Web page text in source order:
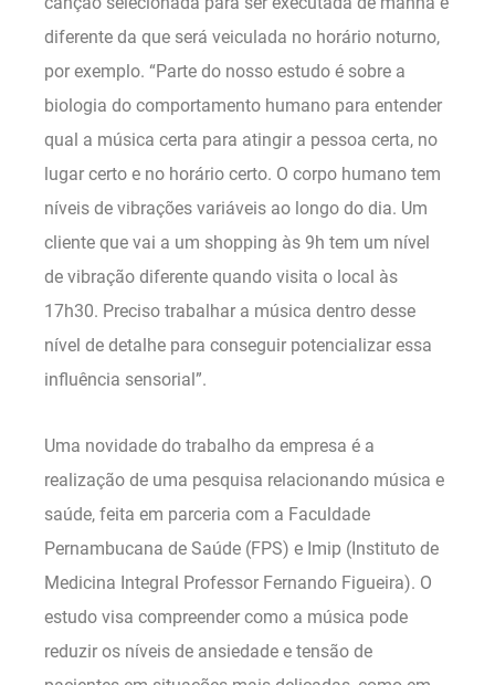
diferente da que será veiculada no horário noturno,
por exemplo. “Parte do nosso estudo é sobre a
biologia do comportamento humano para entender
qual a música certa para atingir a pessoa certa, no
lugar certo e no horário certo. O corpo humano tem
níveis de vibrações variáveis ao longo do dia. Um
cliente que vai a um shopping às 9h tem um nível
de vibração diferente quando visita o local às
17h30. Preciso trabalhar a música dentro desse
nível de detalhe para conseguir potencializar essa
influência sensorial”.
Uma novidade do trabalho da empresa é a
realização de uma pesquisa relacionando música e
saúde, feita em parceria com a Faculdade
Pernambucana de Saúde (FPS) e Imip (Instituto de
Medicina Integral Professor Fernando Figueira). O
estudo visa compreender como a música pode
reduzir os níveis de ansiedade e tensão de